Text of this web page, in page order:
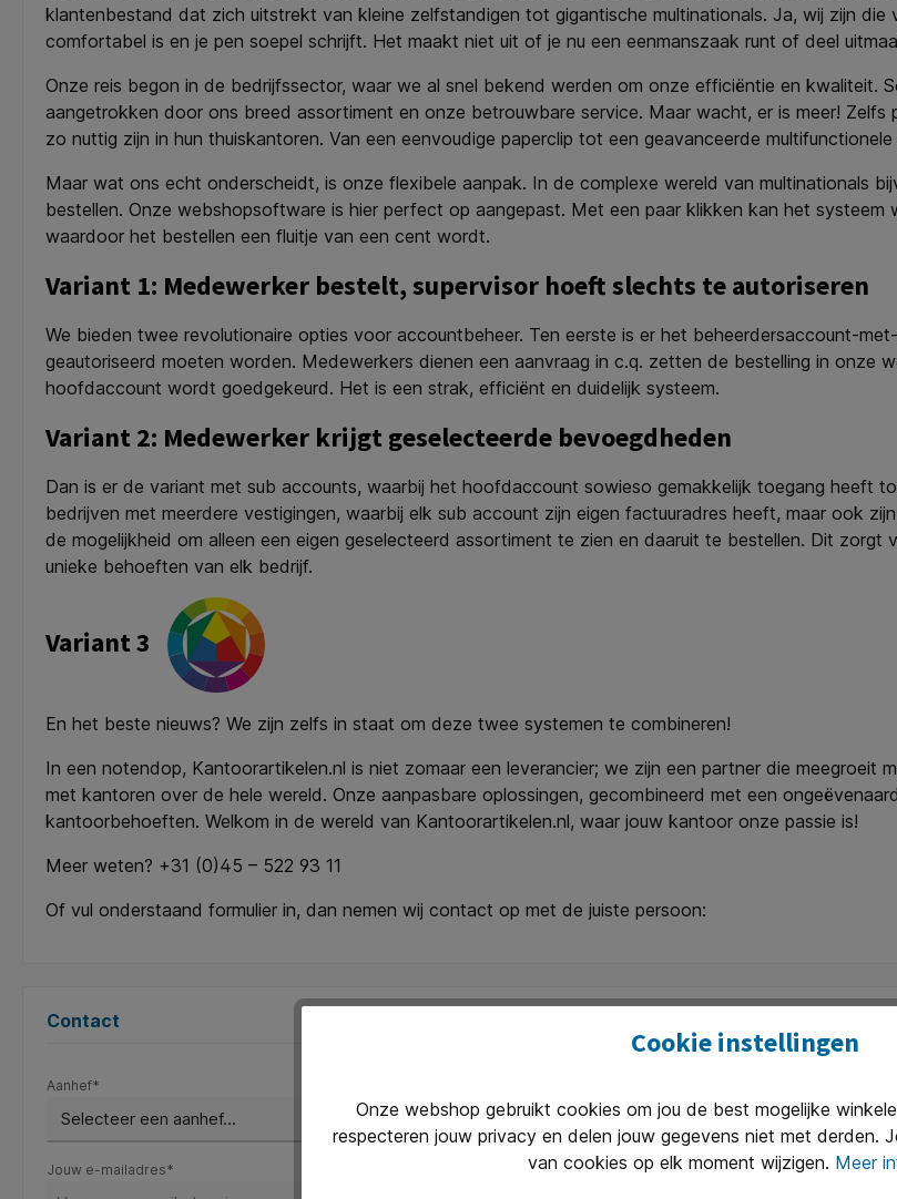
klantenbestand dat zich uitstrekt van kleine zelfstandigen tot gigantische multinationals. Ja, wij zijn
comfortabel is en je pen soepel schrijft. Het maakt niet uit of je nu een eenmanszaak runt of deel
Onze reis begon in de bedrijfssector, waar we al snel bekend werden om onze efficiëntie en kwaliteit.
aangetrokken door ons breed assortiment en onze betrouwbare service. Maar wacht, er is meer!
zo nuttig zijn in hun thuiskantoren. Van een eenvoudige paperclip tot een geavanceerde
Maar wat ons echt onderscheidt, is onze flexibele aanpak. In de complexe wereld van multinationals
bestellen. Onze webshopsoftware is hier perfect op aangepast. Met een paar klikken kan het
waardoor het bestellen een fluitje van een cent wordt.
Variant 1: Medewerker bestelt, supervisor hoeft slechts te autoriseren
We bieden twee revolutionaire opties voor accountbeheer. Ten eerste is er het beheerdersaccount-
geautoriseerd moeten worden. Medewerkers dienen een aanvraag in c.q. zetten de bestelling in onze
hoofdaccount wordt goedgekeurd. Het is een strak, efficiënt en duidelijk systeem.
Variant 2: Medewerker krijgt geselecteerde bevoegdheden
Dan is er de variant met sub accounts, waarbij het hoofdaccount sowieso gemakkelijk toegang heeft
bedrijven met meerdere vestigingen, waarbij elk sub account zijn eigen factuuradres heeft, maar ook
de mogelijkheid om alleen een eigen geselecteerd assortiment te zien en daaruit te bestellen. Dit
unieke behoeften van elk bedrijf.
Variant 3
En het beste nieuws? We zijn zelfs in staat om deze twee systemen te combineren!
In een notendop, Kantoorartikelen.nl is niet zomaar een leverancier; we zijn een partner die
met kantoren over de hele wereld. Onze aanpasbare oplossingen, gecombineerd met een
kantoorbehoeften. Welkom in de wereld van Kantoorartikelen.nl, waar jouw kantoor onze passie is!
Meer weten? +31 (0)45 – 522 93 11
Of vul onderstaand formulier in, dan nemen wij contact op met de juiste persoon:
Contact
Aanhef*
Jouw e-mailadres* Telefoon*
Cookie instellingen
Onze webshop gebruikt cookies om jou de best mogelijke
respecteren jouw privacy en delen jouw gegevens niet met derden.
van cookies op elk moment wijzigen. Meer